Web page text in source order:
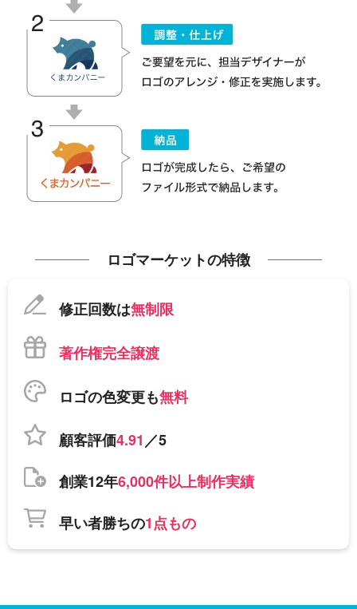
ロゴマーケットの特徴
修正回数は無制限
著作権完全譲渡
ロゴの色変更も無料
顧客評価4.91／5
創業12年6,000件以上制作実績
早い者勝ちの1点もの